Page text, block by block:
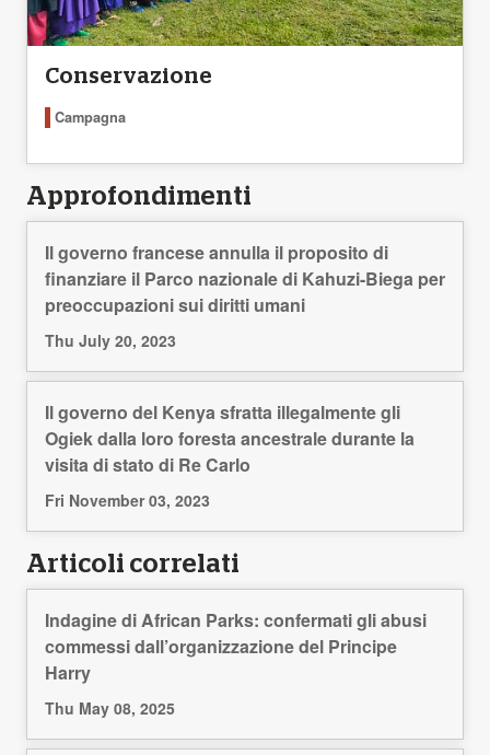
Conservazione
Campagna
Approfondimenti
Il governo francese annulla il proposito di
finanziare il Parco nazionale di Kahuzi-Biega per
preoccupazioni sui diritti umani
Thu July 20, 2023
Il governo del Kenya sfratta illegalmente gli
Ogiek dalla loro foresta ancestrale durante la
visita di stato di Re Carlo
Fri November 03, 2023
Articoli correlati
Indagine di African Parks: confermati gli abusi
commessi dall’organizzazione del Principe
Harry
Thu May 08, 2025